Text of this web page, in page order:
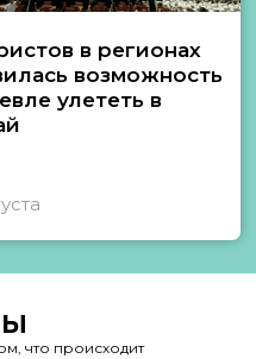
в регионах
возможность
улететь в
что происходит